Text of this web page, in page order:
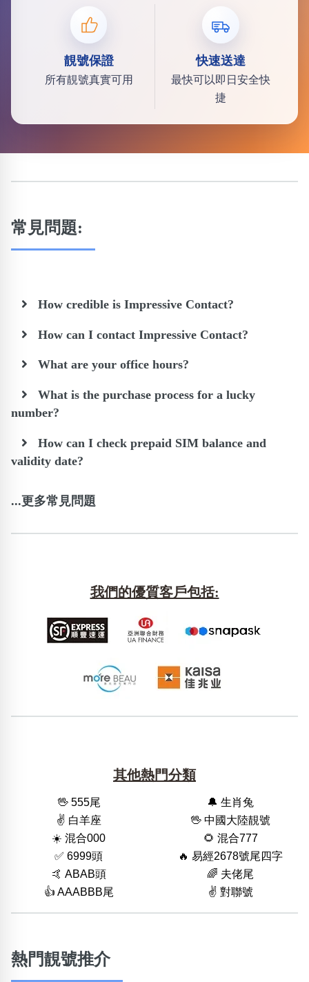
靚號保證
所有靚號真實可用
快速送達
最快可以即日安全快
捷
常見問題:
How credible is Impressive Contact?
How can I contact Impressive Contact?
What are your office hours?
What is the purchase process for a lucky
number?
How can I check prepaid SIM balance and
validity date?
...更多常見問題
我們的優質客戶包括:
其他熱門分類
🖖 555尾
🔔 生肖兔
✌️ 白羊座
🖖 中國大陸靚號
☀️ 混合000
🌻 混合777
✅ 6999頭
🔥 易經2678號尾四字
🤙 ABAB頭
🌈 夫佬尾
👍 AAABBB尾
✌️ 對聯號
熱門靚號推介